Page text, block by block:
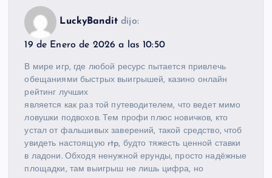
LuckyBandit dijo:
19 de Enero de 2026 a las 10:50
В мире игр, где любой ресурс пытается привлечь
обещаниями быстрых выигрышей, казино онлайн
рейтинг лучших
является как раз той путеводителем, что ведет мимо
ловушки подвохов. Тем профи плюс новичков, кто
устал от фальшивых заверений, такой средство, чтоб
увидеть настоящую rtp, будто тяжесть ценной ставки
в ладони. Обходя ненужной ерунды, просто надёжные
площадки, там выигрыш не лишь цифра, но